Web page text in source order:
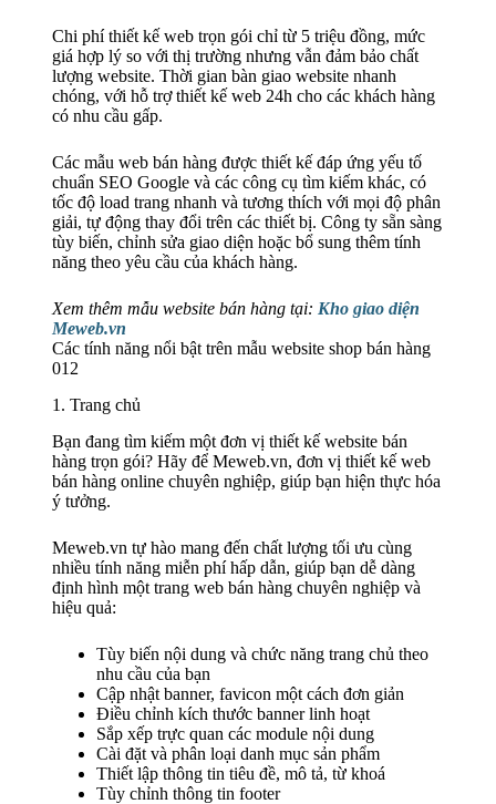
Chi phí thiết kế web trọn gói chỉ từ 5 triệu đồng, mức
giá hợp lý so với thị trường nhưng vẫn đảm bảo chất
lượng website. Thời gian bàn giao website nhanh
chóng, với hỗ trợ thiết kế web 24h cho các khách hàng
có nhu cầu gấp.
Các mẫu web bán hàng được thiết kế đáp ứng yếu tố
chuẩn SEO Google và các công cụ tìm kiếm khác, có
tốc độ load trang nhanh và tương thích với mọi độ phân
giải, tự động thay đổi trên các thiết bị. Công ty sẵn sàng
tùy biến, chỉnh sửa giao diện hoặc bổ sung thêm tính
năng theo yêu cầu của khách hàng.
Xem thêm mẫu website bán hàng tại: Kho giao diện
Meweb.vn
Các tính năng nổi bật trên mẫu website shop bán hàng
012
1. Trang chủ
Bạn đang tìm kiếm một đơn vị thiết kế website bán
hàng trọn gói? Hãy để Meweb.vn, đơn vị thiết kế web
bán hàng online chuyên nghiệp, giúp bạn hiện thực hóa
ý tưởng.
Meweb.vn tự hào mang đến chất lượng tối ưu cùng
nhiều tính năng miễn phí hấp dẫn, giúp bạn dễ dàng
định hình một trang web bán hàng chuyên nghiệp và
hiệu quả:
Tùy biến nội dung và chức năng trang chủ theo
nhu cầu của bạn
Cập nhật banner, favicon một cách đơn giản
Điều chỉnh kích thước banner linh hoạt
Sắp xếp trực quan các module nội dung
Cài đặt và phân loại danh mục sản phẩm
Thiết lập thông tin tiêu đề, mô tả, từ khoá
Tùy chỉnh thông tin footer